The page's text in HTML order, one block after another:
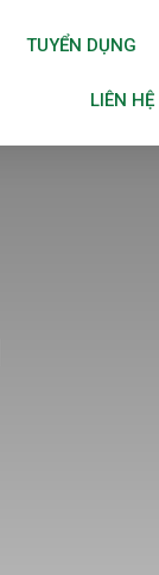
TUYỂN DỤNG
LIÊN HỆ